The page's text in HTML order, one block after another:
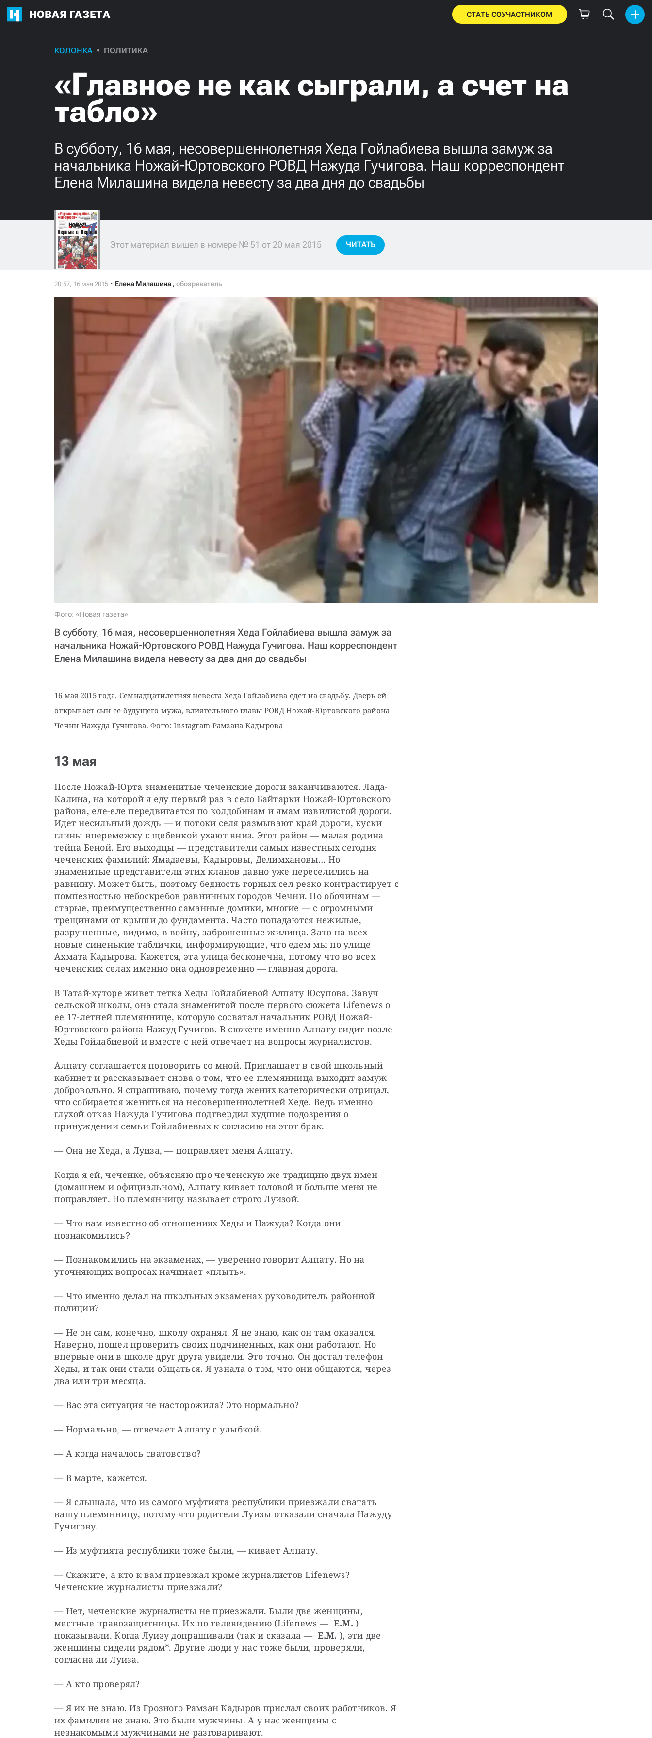
НОВАЯ ГАЗЕТА СТАТЬ СОУЧАСТНИКОМ
КОЛОНКА ПОЛИТИКА
«Главное не как сыграли, а счет на
табло»
В субботу, 16 мая, несовершеннолетняя Хеда Гойлабиева вышла замуж за
начальника Ножай-Юртовского РОВД Нажуда Гучигова. Наш корреспондент
Елена Милашина видела невесту за два дня до свадьбы
Этот материал вышел в номере № 51 от 20 мая 2015 ЧИТАТЬ
Елена Милашина , обозреватель
Фото: «Новая газета»
В субботу, 16 мая, несовершеннолетняя Хеда Гойлабиева вышла замуж за
начальника Ножай-Юртовского РОВД Нажуда Гучигова. Наш корреспондент
Елена Милашина видела невесту за два дня до свадьбы
16 мая 2015 года. Семнадцатилетняя невеста Хеда Гойлабиева едет на свадьбу. Дверь ей
открывает сын ее будущего мужа, влиятельного главы РОВД Ножай-Юртовского района
Чечни Нажуда Гучигова. Фото: Instagram Рамзана Кадырова
13 мая
После Ножай-Юрта знаменитые чеченские дороги заканчиваются. Лада-
Калина, на которой я еду первый раз в село Байтарки Ножай-Юртовского
района, еле-еле передвигается по колдобинам и ямам извилистой дороги.
Идет несильный дождь — и потоки селя размывают край дороги, куски
глины вперемежку с щебенкой ухают вниз. Этот район — малая родина
тейпа Беной. Его выходцы — представители самых известных сегодня
чеченских фамилий: Ямадаевы, Кадыровы, Делимхановы… Но
знаменитые представители этих кланов давно уже переселились на
равнину. Может быть, поэтому бедность горных сел резко контрастирует с
помпезностью небоскребов равнинных городов Чечни. По обочинам —
старые, преимущественно саманные домики, многие — с огромными
трещинами от крыши до фундамента. Часто попадаются нежилые,
разрушенные, видимо, в войну, заброшенные жилища. Зато на всех —
новые синенькие таблички, информирующие, что едем мы по улице
Ахмата Кадырова. Кажется, эта улица бесконечна, потому что во всех
чеченских селах именно она одновременно — главная дорога.
В Татай-хуторе живет тетка Хеды Гойлабиевой Алпату Юсупова. Завуч
сельской школы, она стала знаменитой после первого сюжета Lifenews о
ее 17-летней племяннице, которую сосватал начальник РОВД Ножай-
Юртовского района Нажуд Гучигов. В сюжете именно Алпату сидит возле
Хеды Гойлабиевой и вместе с ней отвечает на вопросы журналистов.
Алпату соглашается поговорить со мной. Приглашает в свой школьный
кабинет и рассказывает снова о том, что ее племянница выходит замуж
добровольно. Я спрашиваю, почему тогда жених категорически отрицал,
что собирается жениться на несовершеннолетней Хеде. Ведь именно
глухой отказ Нажуда Гучигова подтвердил худшие подозрения о
принуждении семьи Гойлабиевых к согласию на этот брак.
— Она не Хеда, а Луиза, — поправляет меня Алпату.
Когда я ей, чеченке, объясняю про чеченскую же традицию двух имен
(домашнем и официальном), Алпату кивает головой и больше меня не
поправляет. Но племянницу называет строго Луизой.
— Что вам известно об отношениях Хеды и Нажуда? Когда они
познакомились?
— Познакомились на экзаменах, — уверенно говорит Алпату. Но на
уточняющих вопросах начинает «плыть».
— Что именно делал на школьных экзаменах руководитель районной
полиции?
— Не он сам, конечно, школу охранял. Я не знаю, как он там оказался.
Наверно, пошел проверить своих подчиненных, как они работают. Но
впервые они в школе друг друга увидели. Это точно. Он достал телефон
Хеды, и так они стали общаться. Я узнала о том, что они общаются, через
два или три месяца.
— Вас эта ситуация не насторожила? Это нормально?
— Нормально, — отвечает Алпату с улыбкой.
— А когда началось сватовство?
— В марте, кажется.
— Я слышала, что из самого муфтията республики приезжали сватать
вашу племянницу, потому что родители Луизы отказали сначала Нажуду
Гучигову.
— Из муфтията республики тоже были, — кивает Алпату.
— Скажите, а кто к вам приезжал кроме журналистов Lifenews?
Чеченские журналисты приезжали?
— Нет, чеченские журналисты не приезжали. Были две женщины,
местные правозащитницы. Их по телевидению (Lifenews — Е.М. )
показывали. Когда Луизу допрашивали (так и сказала — Е.М. ), эти две
женщины сидели рядом*. Другие люди у нас тоже были, проверяли,
согласна ли Луиза.
— А кто проверял?
— Я их не знаю. Из Грозного Рамзан Кадыров прислал своих работников. Я
их фамилии не знаю. Это были мужчины. А у нас женщины с
незнакомыми мужчинами не разговаривают.